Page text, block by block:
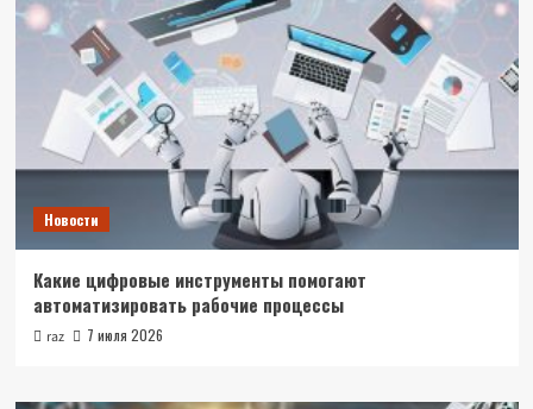
Новости
Какие цифровые инструменты помогают
автоматизировать рабочие процессы
raz 7 июля 2026